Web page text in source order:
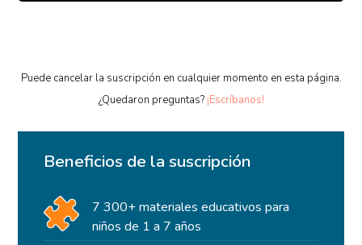
Puede cancelar la suscripción en cualquier momento en esta página.
¿Quedaron preguntas? ¡Escríbanos!
Beneficios de la suscripción
7 300+ materiales educativos para
niños de 1 a 7 años